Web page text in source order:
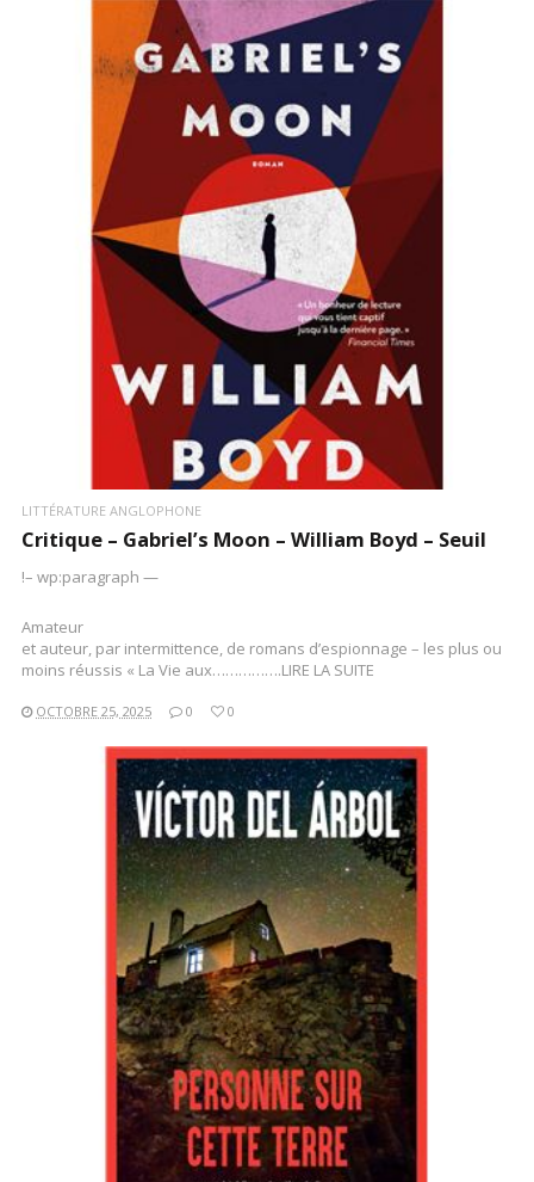
LIRE LA SUITE
LITTÉRATURE ANGLOPHONE
Critique – Gabriel’s Moon – William Boyd – Seuil
!– wp:paragraph —
Amateur
et auteur, par intermittence, de romans d’espionnage – les plus ou
moins réussis « La Vie aux…………….LIRE LA SUITE
OCTOBRE 25, 2025 0 0
LIRE LA SUITE